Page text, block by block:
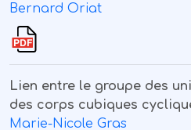
Bernard Oriat
Lien entre le groupe des
des corps cubiques
Marie-Nicole Gras